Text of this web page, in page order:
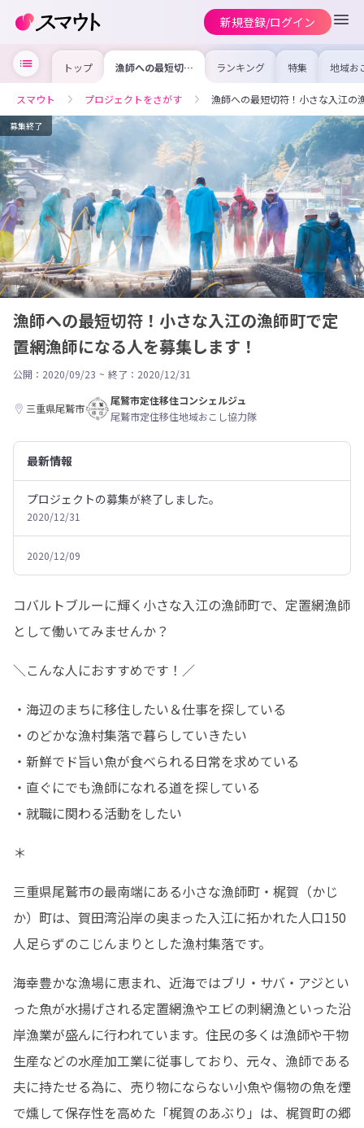
新規登録/ログイン
トップ 漁師への最短切
符！小さな入江の
師になる人を募集
します！
ランキング 特集 地域お
の求
を集め
事内容
を比較
合った
けよう
スマウト プロジェクトをさがす 漁師への最短切符！小さな入江の
募集終了
漁師への最短切符！小さな入江の漁師町で定
置網漁師になる人を募集します！
公開：2020/09/23 ~ 終了：2020/12/31
三重県尾鷲市
尾鷲市定住移住コンシェルジュ
尾鷲市定住移住地域おこし協力隊
最新情報
プロジェクトの募集が終了しました。
2020/12/31
2020/12/09
コバルトブルーに輝く小さな入江の漁師町で、定置網漁師
として働いてみませんか？
＼こんな人におすすめです！／
・海辺のまちに移住したい＆仕事を探している
・のどかな漁村集落で暮らしていきたい
・新鮮でド旨い魚が食べられる日常を求めている
・直ぐにでも漁師になれる道を探している
・就職に関わる活動をしたい
＊
三重県尾鷲市の最南端にある小さな漁師町・梶賀（かじ
か）町は、賀田湾沿岸の奥まった入江に拓かれた人口150
人足らずのこじんまりとした漁村集落です。
海幸豊かな漁場に恵まれ、近海ではブリ・サバ・アジとい
った魚が水揚げされる定置網漁やエビの刺網漁といった沿
岸漁業が盛んに行われています。住民の多くは漁師や干物
生産などの水産加工業に従事しており、元々、漁師である
夫に持たせる為に、売り物にならない小魚や傷物の魚を煙
で燻して保存性を高めた「梶賀のあぶり」は、梶賀町の郷